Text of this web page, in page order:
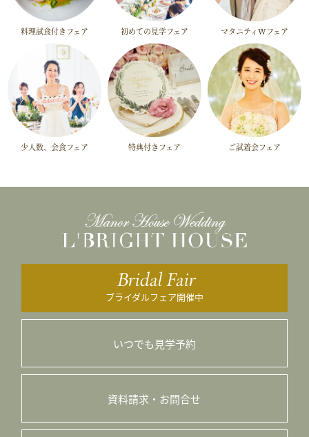
料理試食付きフェア 初めての見学フェア マタニティWフェア
少人数、会食フェア 特典付きフェア ご試着会フェア
Bridal Fair
ブライダルフェア開催中
いつでも見学予約
資料請求・お問合せ